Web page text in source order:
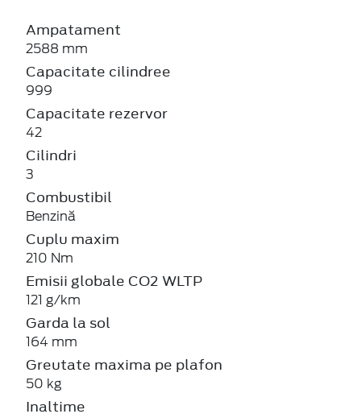
Ampatament
2588 mm
Capacitate cilindree
999
Capacitate rezervor
42
Cilindri
3
Combustibil
Benzină
Cuplu maxim
210 Nm
Emisii globale CO2 WLTP
121 g/km
Garda la sol
164 mm
Greutate maxima pe plafon
50 kg
Inaltime